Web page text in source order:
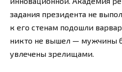
задания президента не
к его стенам подошли
никто не вышел — мужчины
увлечены зрелищами.